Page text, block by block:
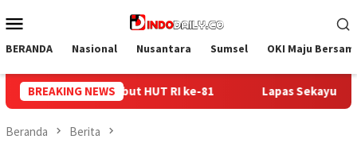
ke
Mobile
BERANDA Nasional Nusantara Sumsel OKI Maju
BREAKING NEWS
Sekayu Gandeng Kwarcab Muba Berikan Materi Dasar
Beranda Berita